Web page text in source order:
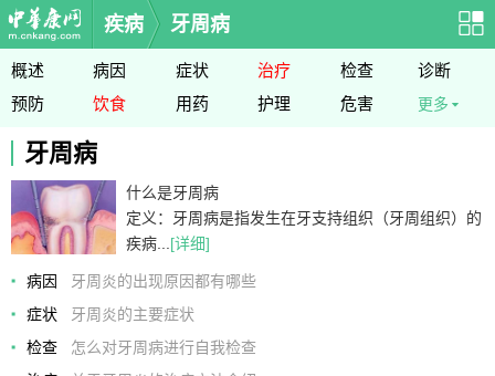
疾病 牙周病
概述 病因 症状 治疗 检查
诊断
预防
饮食 用药 护理 危害 更多
牙周病
什么是牙周病
定义：牙周病是指发生在牙支持组织（牙周组织）的
疾病... [详细]
病因
牙周炎的出现原因都有哪些
症状
牙周炎的主要症状
检查
怎么对牙周病进行自我检查